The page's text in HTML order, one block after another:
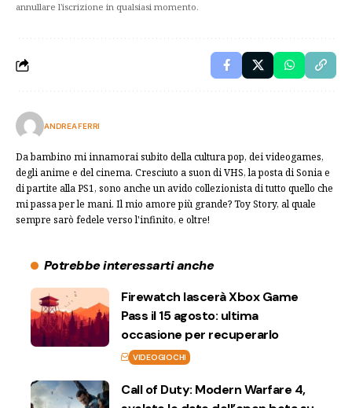
annullare l'iscrizione in qualsiasi momento.
ANDREA FERRI
Da bambino mi innamorai subito della cultura pop, dei videogames,
degli anime e del cinema. Cresciuto a suon di VHS, la posta di Sonia e
di partite alla PS1, sono anche un avido collezionista di tutto quello che
mi passa per le mani. Il mio amore più grande? Toy Story, al quale
sempre sarò fedele verso l'infinito, e oltre!
Potrebbe interessarti anche
Firewatch lascerà Xbox Game
Pass il 15 agosto: ultima
occasione per recuperarlo
VIDEOGIOCHI
Call of Duty: Modern Warfare 4,